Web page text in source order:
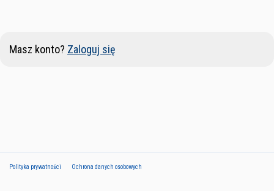
Masz konto? Zaloguj się
Polityka prywatności Ochrona danych osobowych